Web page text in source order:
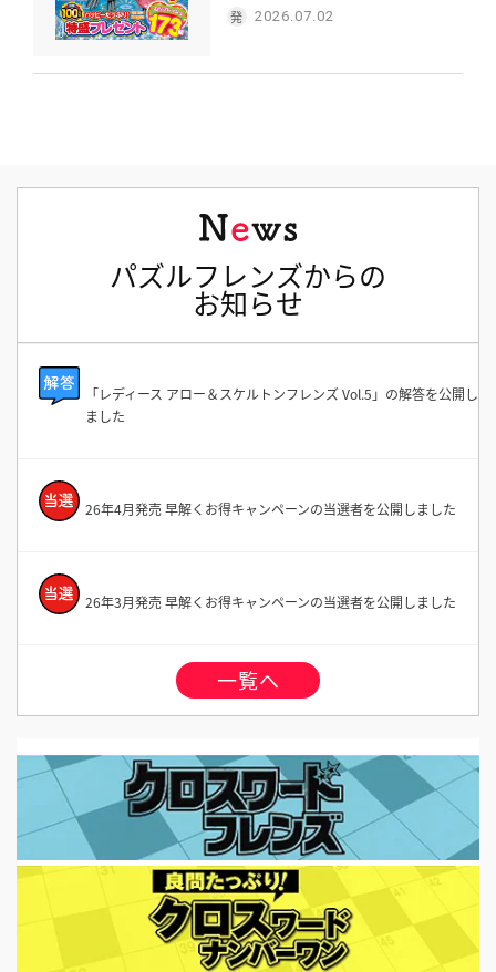
2026.07.02
パズルフレンズからの
お知らせ
「レディース アロー＆スケルトンフレンズ Vol.5」の解答を公開し
ました
26年4月発売 早解くお得キャンペーンの当選者を公開しました
26年3月発売 早解くお得キャンペーンの当選者を公開しました
一覧へ